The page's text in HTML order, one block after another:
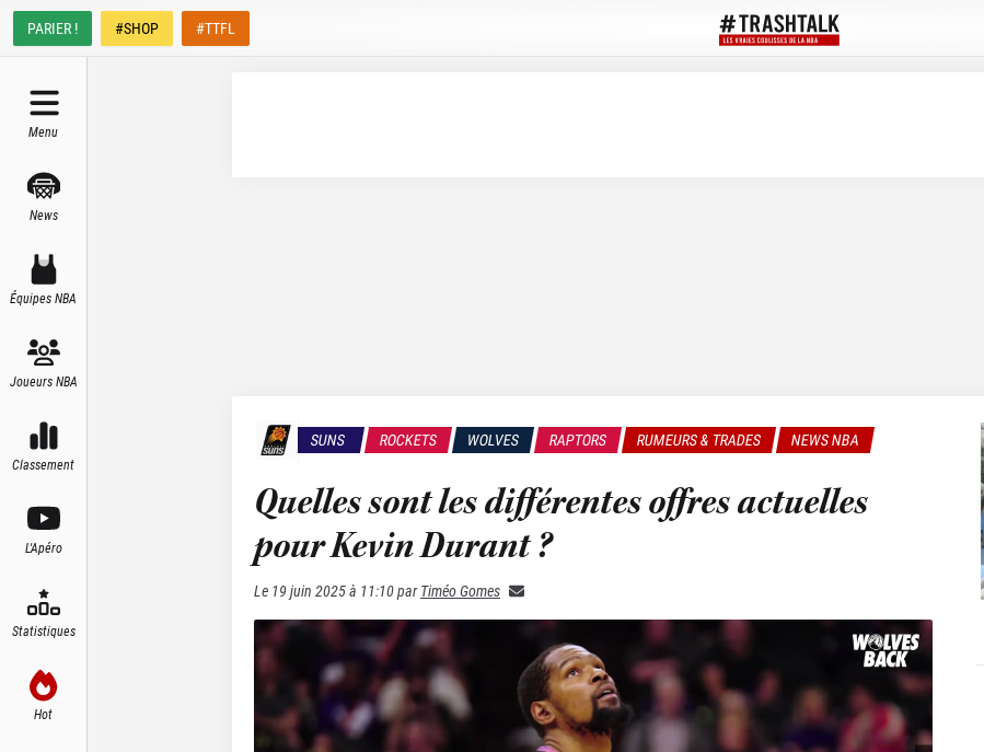
PARIER ! #SHOP #TTFL
Menu
News
Équipes NBA
Joueurs NBA
Classement
L'Apéro
Statistiques
Hot
SUNS ROCKETS WOLVES RAPTORS RUMEURS & TRADES NEWS NBA
Quelles sont les différentes offres actuelles
pour Kevin Durant ?
Le 19 juin 2025 à 11:10par Timéo Gomes